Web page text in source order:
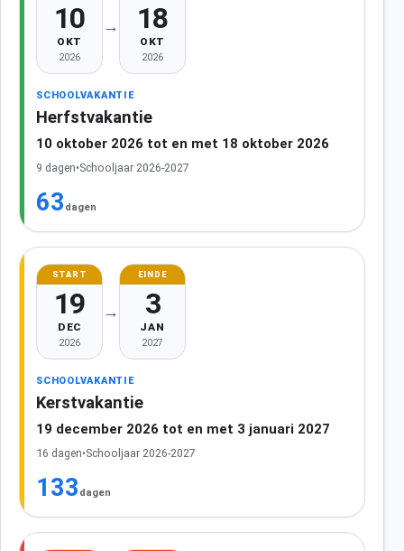
10
OKT
2026
→ 18
OKT
2026
SCHOOLVAKANTIE
Herfstvakantie
10 oktober 2026 tot en met 18 oktober 2026
9 dagen•Schooljaar 2026-2027
63 dagen
START
19
DEC
2026
→
EINDE
3
JAN
2027
SCHOOLVAKANTIE
Kerstvakantie
19 december 2026 tot en met 3 januari 2027
16 dagen•Schooljaar 2026-2027
133 dagen